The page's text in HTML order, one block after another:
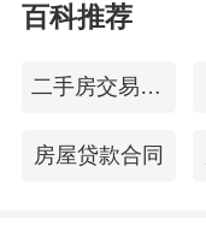
百科推荐
二手房交易监管
房屋贷款合同